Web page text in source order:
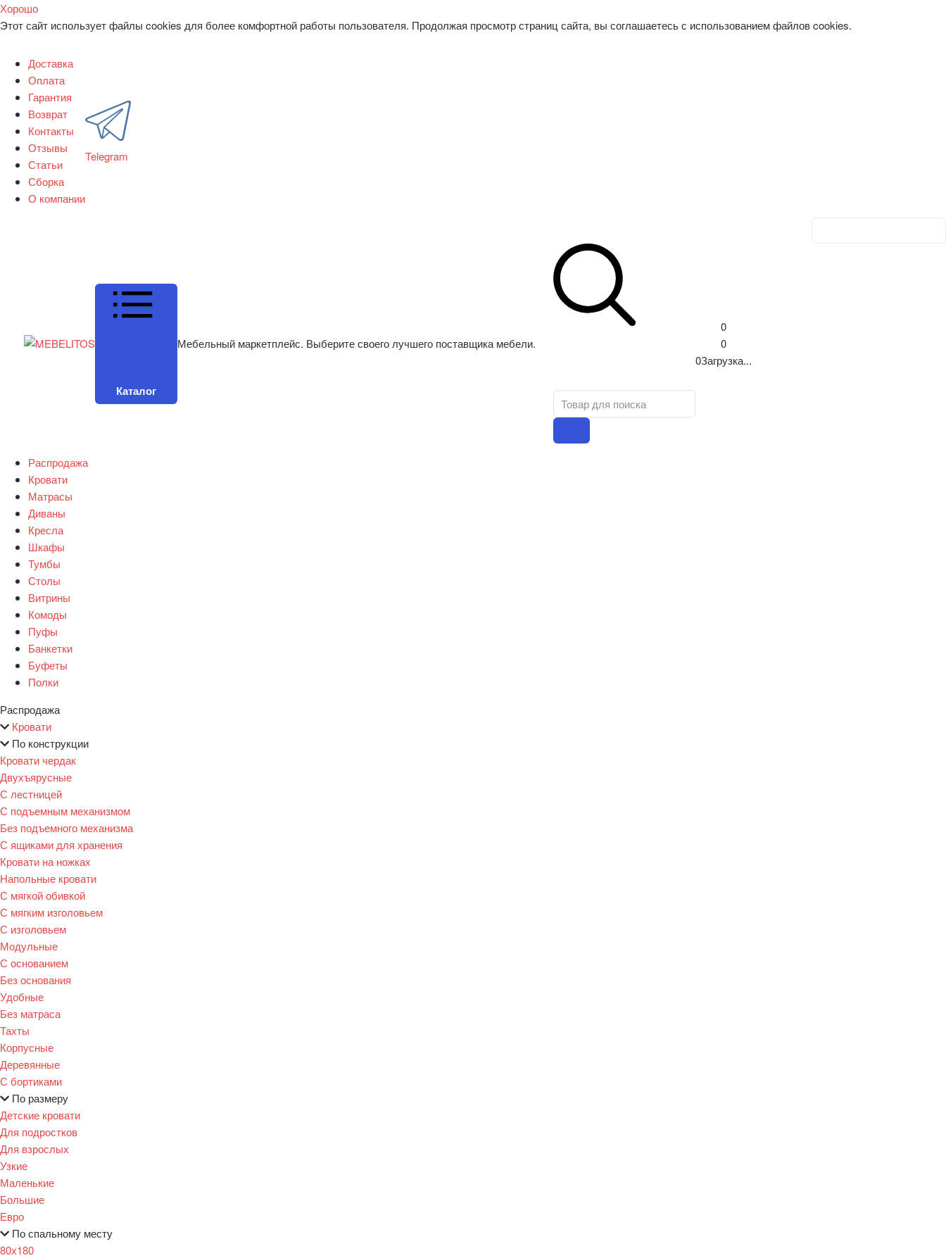
Хорошо
Этот сайт использует файлы cookies для более комфортной работы пользователя. Продолжая просмотр страниц сайта, вы соглашаетесь с использованием файлов cookies.
Доставка
Оплата
Гарантия
Возврат
Контакты
Отзывы
Статьи
Сборка
О компании
Telegram
Каталог
Мебельный маркетплейс. Выберите своего лучшего поставщика мебели.
0
0
0Загрузка...
Распродажа
Кровати
Матрасы
Диваны
Кресла
Шкафы
Тумбы
Столы
Витрины
Комоды
Пуфы
Банкетки
Буфеты
Полки
Распродажа
Кровати
По конструкции
Кровати чердак
Двухъярусные
С лестницей
С подъемным механизмом
Без подъемного механизма
С ящиками для хранения
Кровати на ножках
Напольные кровати
С мягкой обивкой
С мягким изголовьем
С изголовьем
Модульные
С основанием
Без основания
Удобные
Без матраса
Тахты
Корпусные
Деревянные
С бортиками
По размеру
Детские кровати
Для подростков
Для взрослых
Узкие
Маленькие
Большие
Евро
По спальному месту
80х180